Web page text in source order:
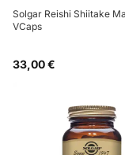
Solgar Reishi Shiitake
VCaps
33,00 €